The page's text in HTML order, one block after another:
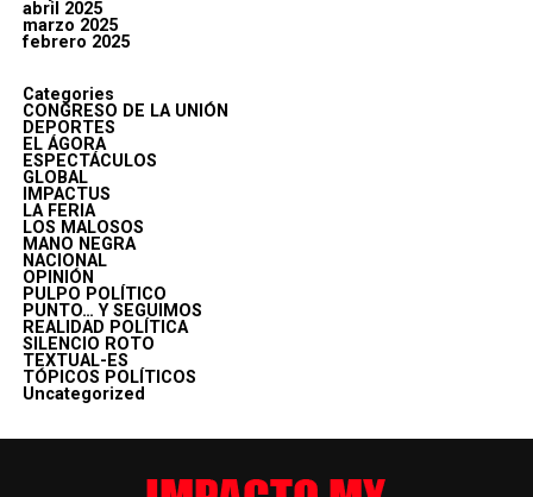
abril 2025
marzo 2025
febrero 2025
Categories
CONGRESO DE LA UNIÓN
DEPORTES
EL ÁGORA
ESPECTÁCULOS
GLOBAL
IMPACTUS
LA FERIA
LOS MALOSOS
MANO NEGRA
NACIONAL
OPINIÓN
PULPO POLÍTICO
PUNTO… Y SEGUIMOS
REALIDAD POLÍTICA
SILENCIO ROTO
TEXTUAL-ES
TÓPICOS POLÍTICOS
Uncategorized